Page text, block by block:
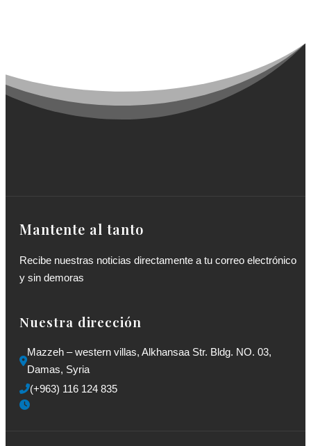
Mantente al tanto
Recibe nuestras noticias directamente a tu correo electrónico
y sin demoras
Nuestra dirección
Mazzeh – western villas, Alkhansaa Str. Bldg. NO. 03,
Damas, Syria
(+963) 116 124 835